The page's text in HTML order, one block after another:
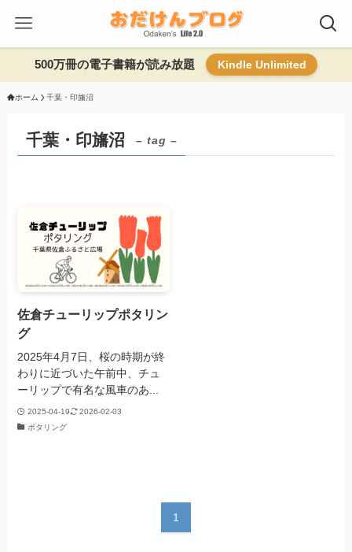
500万冊の電子書籍が読み放題 Kindle Unlimited
ホーム 千葉・印旛沼
千葉・印旛沼 – tag –
佐倉チューリップポタリン
グ
2025年4月7日、桜の時期が終
わりに近づいた午前中、チュ
ーリップで有名な風車のあ...
2025-04-19
2026-02-03
ポタリング
1